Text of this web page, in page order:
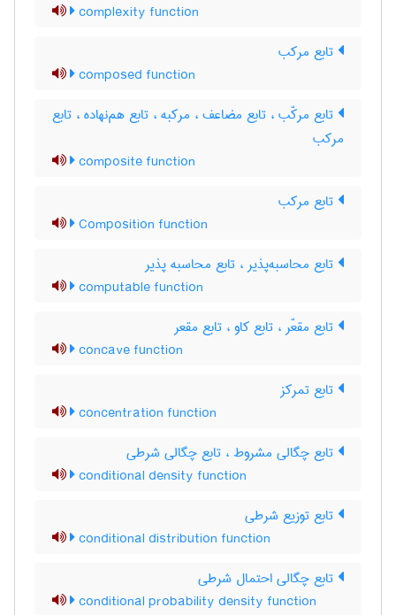
complexity function
تابع مرکب
composed function
تابع مرکّب ، تابع مضاعف ، مرکبه ، تابع هم‌نهاده ، تابع
مرکب
composite function
تابع مرکب
Composition function
تابع محاسبه‌پذیر ، تابع محاسبه پذیر
computable function
تابع مقعّر ، تابع کاو ، تابع مقعر
concave function
تابع تمرکز
concentration function
تابع چگالی مشروط ، تابع چگالی شرطی
conditional density function
تابع توزیع شرطی
conditional distribution function
تابع چگالی احتمال شرطی
conditional probability density function